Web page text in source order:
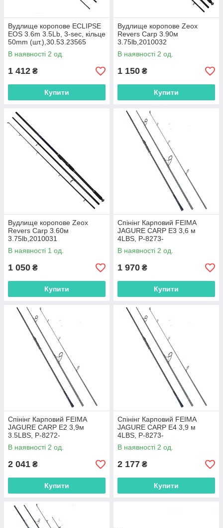
Вудлище коропове ECLIPSE
EOS 3.6m 3.5Lb, 3-sec, кільце
50mm (шт.),30.53.23565
В наявності 2 од.
1 412 ₴
Купити
Вудлище коропове Zeox
Revers Carp 3.90м
3.75lb,2010032
В наявності 2 од.
1 150 ₴
Купити
Вудлище коропове Zeox
Revers Carp 3.60м
3.75lb,2010031
В наявності 1 од.
1 050 ₴
Купити
Спінінг Карповий FEIMA
JAGURE CARP E3 3,6 м
4LBS, P-8273-
360,6976448748481
В наявності 2 од.
1 970 ₴
Купити
Спінінг Карповий FEIMA
JAGURE CARP E2 3,9м
3.5LBS, P-8272-
390,6976448748474
В наявності 2 од.
2 041 ₴
Купити
Спінінг Карповий FEIMA
JAGURE CARP E4 3,9 м
4LBS, P-8273-
390,6976448748498
В наявності 2 од.
2 177 ₴
Купити